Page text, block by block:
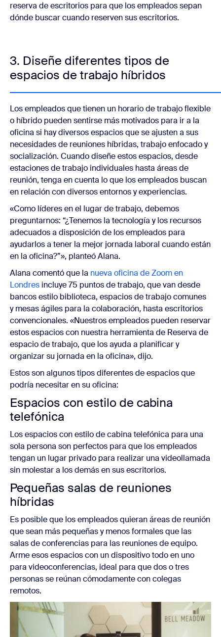
reserva de escritorios para que los empleados sepan
dónde buscar cuando reserven sus escritorios.
3. Diseñe diferentes tipos de
espacios de trabajo híbridos
Los empleados que tienen un horario de trabajo flexible
o híbrido pueden sentirse más motivados para ir a la
oficina si hay diversos espacios que se ajusten a sus
necesidades de reuniones híbridas, trabajo enfocado y
socialización. Cuando diseñe estos espacios, desde
estaciones de trabajo individuales hasta áreas de
reunión, tenga en cuenta lo que los empleados buscan
en relación con diversos entornos y experiencias.
«Como líderes en el lugar de trabajo, debemos
preguntarnos: “¿Tenemos la tecnología y los recursos
adecuados a disposición de los empleados para
ayudarlos a tener la mejor jornada laboral cuando están
en la oficina?”», planteó Alana.
Alana comentó que la nueva oficina de Zoom en
Londres incluye 75 puntos de trabajo, que van desde
bancos estilo biblioteca, espacios de trabajo comunes
y mesas ágiles para la colaboración, hasta escritorios
convencionales. «Nuestros empleados pueden reservar
estos espacios con nuestra herramienta de Reserva de
espacio de trabajo, que los ayuda a planificar y
organizar su jornada en la oficina», dijo.
Estos son algunos tipos diferentes de espacios que
podría necesitar en su oficina:
Espacios con estilo de cabina
telefónica
Los espacios con estilo de cabina telefónica para una
sola persona son perfectos para que los empleados
tengan un lugar privado para realizar una videollamada
sin molestar a los demás en sus escritorios.
Pequeñas salas de reuniones
híbridas
Es posible que los empleados quieran áreas de reunión
que sean más pequeñas y menos formales que las
salas de conferencias para las reuniones de equipo.
Arme esos espacios con un dispositivo todo en uno
para videoconferencias, ideal para que dos o tres
personas se reúnan cómodamente con colegas
remotos.